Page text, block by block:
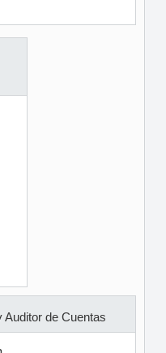
de Cuentas